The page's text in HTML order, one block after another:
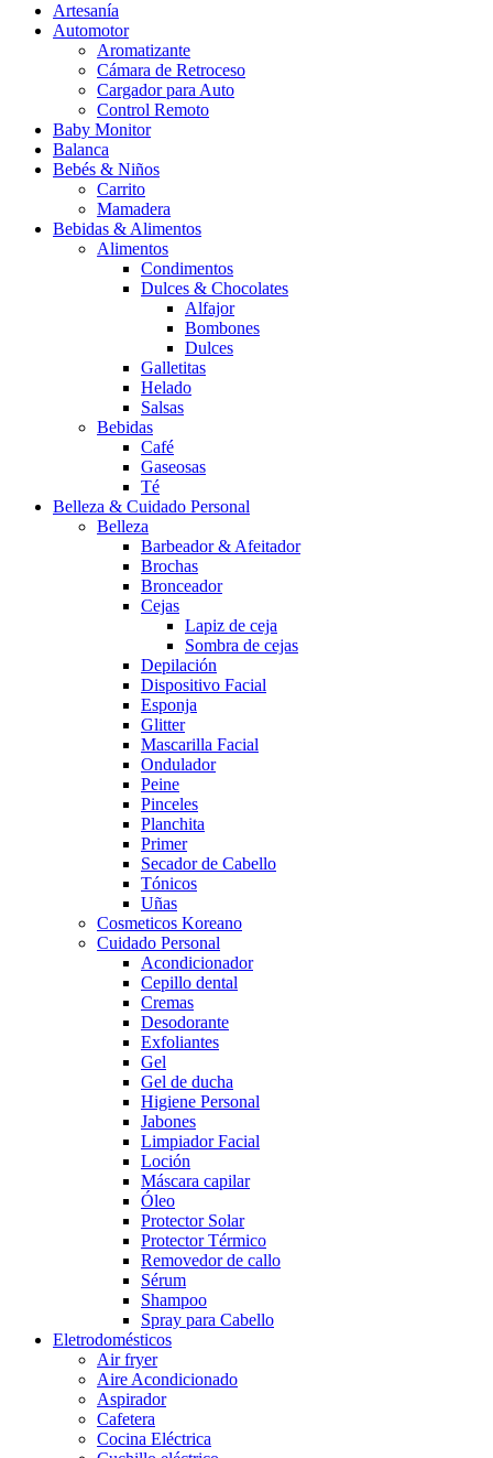
Artesanía
Automotor
Aromatizante
Cámara de Retroceso
Cargador para Auto
Control Remoto
Baby Monitor
Balanca
Bebés & Niños
Carrito
Mamadera
Bebidas & Alimentos
Alimentos
Condimentos
Dulces & Chocolates
Alfajor
Bombones
Dulces
Galletitas
Helado
Salsas
Bebidas
Café
Gaseosas
Té
Belleza & Cuidado Personal
Belleza
Barbeador & Afeitador
Brochas
Bronceador
Cejas
Lapiz de ceja
Sombra de cejas
Depilación
Dispositivo Facial
Esponja
Glitter
Mascarilla Facial
Ondulador
Peine
Pinceles
Planchita
Primer
Secador de Cabello
Tónicos
Uñas
Cosmeticos Koreano
Cuidado Personal
Acondicionador
Cepillo dental
Cremas
Desodorante
Exfoliantes
Gel
Gel de ducha
Higiene Personal
Jabones
Limpiador Facial
Loción
Máscara capilar
Óleo
Protector Solar
Protector Térmico
Removedor de callo
Sérum
Shampoo
Spray para Cabello
Eletrodomésticos
Air fryer
Aire Acondicionado
Aspirador
Cafetera
Cocina Eléctrica